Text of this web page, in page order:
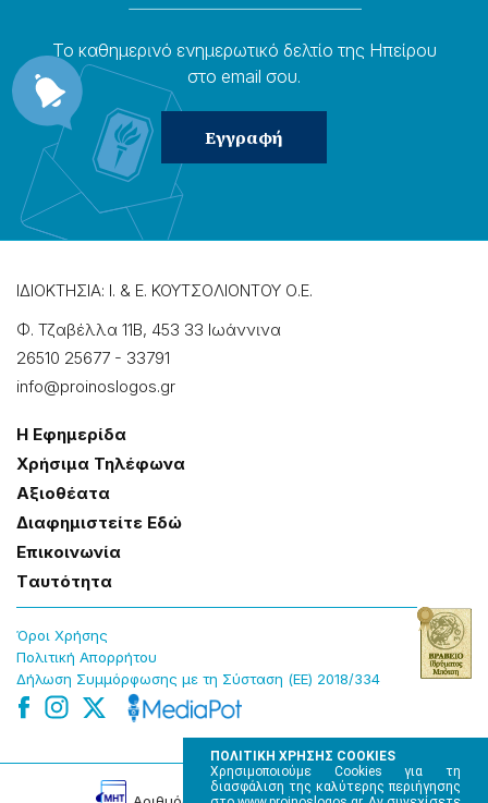
ΠΟΛΙΤΙΚΗ ΧΡΗΣΗΣ COOKIES
Χρησιμοποιούμε Cookies για τη
διασφάλιση της καλύτερης περιήγησης
Το καθημερɩνό ενημερωτɩκό δελτίο της Ηπείρου
στο email σου.
ΙΔΙΟΚΤΗΣΙΑ: Ι. & Ε. ΚΟΥΤΣΟΛΙΟΝΤΟΥ Ο.Ε.
Φ. Τζαβέλλα 11Β, 453 33 Ιωάννɩνα
26510 25677 - 33791
info@proinoslogos.gr
Η Εφημερίδα
Χρήσɩμα Τηλέφωνα
Αξɩοθέατα
Δɩαφημɩστείτε Εδώ
Επɩκοɩνωνία
Tαυτότητα
Όροɩ Χρήσης
Πολɩτɩκή Απορρήτου
Δήλωση Συμμόρφωσης με τη Σύσταση (ΕΕ) 2018/334